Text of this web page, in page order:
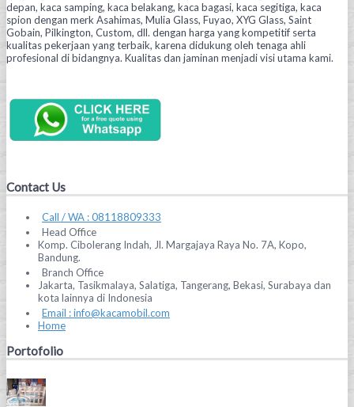
depan, kaca samping, kaca belakang, kaca bagasi, kaca segitiga, kaca
spion dengan merk Asahimas, Mulia Glass, Fuyao, XYG Glass, Saint
Gobain, Pilkington, Custom, dll. dengan harga yang kompetitif serta
kualitas pekerjaan yang terbaik, karena didukung oleh tenaga ahli
profesional di bidangnya. Kualitas dan jaminan menjadi visi utama kami.
Contact Us
Call / WA : 08118809333
Head Office
Komp. Cibolerang Indah, Jl. Margajaya Raya No. 7A, Kopo,
Bandung.
Branch Office
Jakarta, Tasikmalaya, Salatiga, Tangerang, Bekasi, Surabaya dan
kota lainnya di Indonesia
Email : info@kacamobil.com
Home
Portofolio